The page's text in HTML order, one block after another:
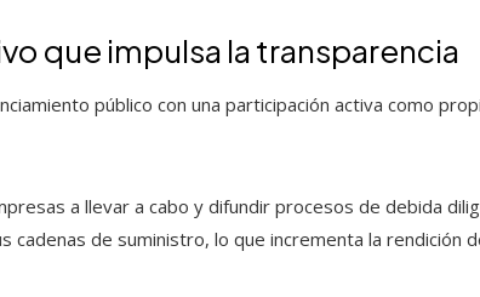
que impulsa la transparencia
público con una participación activa como
a llevar a cabo y difundir procesos de debida
cadenas de suministro, lo que incrementa la rendición